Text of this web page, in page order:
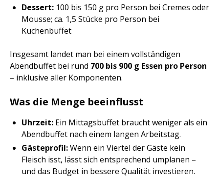
Dessert: 100 bis 150 g pro Person bei Cremes oder
Mousse; ca. 1,5 Stücke pro Person bei
Kuchenbuffet
Insgesamt landet man bei einem vollständigen
Abendbuffet bei rund 700 bis 900 g Essen pro Person
– inklusive aller Komponenten.
Was die Menge beeinflusst
Uhrzeit: Ein Mittagsbuffet braucht weniger als ein
Abendbuffet nach einem langen Arbeitstag.
Gästeprofil:Wenn ein Viertel der Gäste kein
Fleisch isst, lässt sich entsprechend umplanen –
und das Budget in bessere Qualität investieren.